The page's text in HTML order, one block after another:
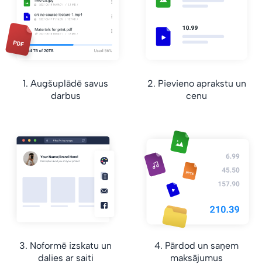
1. Augšuplādē savus
darbus
2. Pievieno aprakstu un
cenu
3. Noformē izskatu un
dalies ar saiti
4. Pārdod un saņem
maksājumus